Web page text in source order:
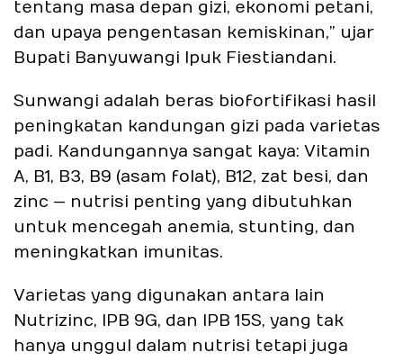
tentang masa depan gizi, ekonomi petani,
dan upaya pengentasan kemiskinan,” ujar
Bupati Banyuwangi Ipuk Fiestiandani.
Sunwangi adalah beras biofortifikasi hasil
peningkatan kandungan gizi pada varietas
padi. Kandungannya sangat kaya: Vitamin
A, B1, B3, B9 (asam folat), B12, zat besi, dan
zinc — nutrisi penting yang dibutuhkan
untuk mencegah anemia, stunting, dan
meningkatkan imunitas.
Varietas yang digunakan antara lain
Nutrizinc, IPB 9G, dan IPB 15S, yang tak
hanya unggul dalam nutrisi tetapi juga